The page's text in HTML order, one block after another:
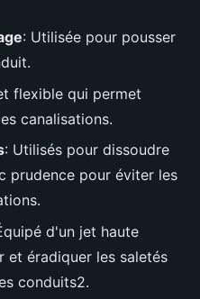
: Utilisée pour pousser
flexible qui permet
canalisations.
: Utilisés pour dissoudre
prudence pour éviter les
d'un jet haute
et éradiquer les saletés
conduits2.